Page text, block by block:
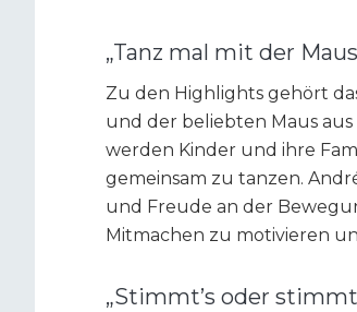
„Tanz mal mit der
Zu den Highlights gehört
und der beliebten Maus aus
werden Kinder und ihre
gemeinsam zu tanzen.
und Freude an der
Mitmachen zu motivieren
„Stimmt’s oder